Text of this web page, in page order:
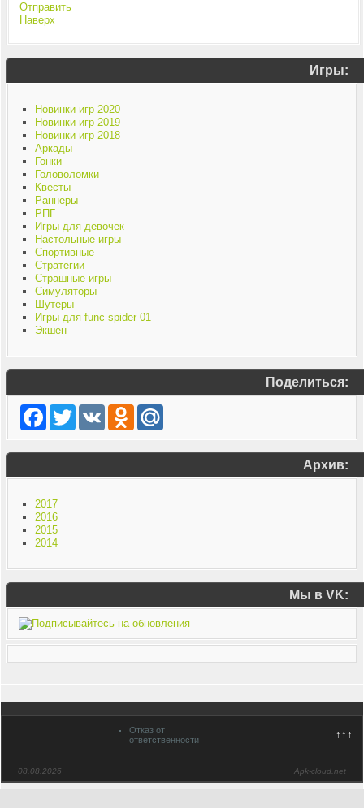
Отправить
Наверх
Игры:
Новинки игр 2020
Новинки игр 2019
Новинки игр 2018
Аркады
Гонки
Головоломки
Квесты
Раннеры
РПГ
Игры для девочек
Настольные игры
Спортивные
Стратегии
Страшные игры
Симуляторы
Шутеры
Игры для func spider 01
Экшен
Поделиться:
Facebook
TwitterVK Odnoklassniki
Mail.Ru
Архив:
2017
2016
2015
2014
Мы в VK:
↑↑↑
Отказ от
ответственности
08.08.2026 Apk-cloud.net